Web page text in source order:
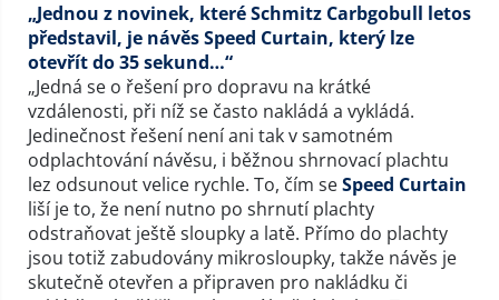
„Jednou z novinek, které Schmitz Carbgobull letos
představil, je návěs Speed Curtain, který lze
otevřít do 35 sekund…“
„Jedná se o řešení pro dopravu na krátké
vzdálenosti, při níž se často nakládá a vykládá.
Jedinečnost řešení není ani tak v samotném
odplachtování návěsu, i běžnou shrnovací plachtu
lez odsunout velice rychle. To, čím seSpeed Curtain
liší je to, že není nutno po shrnutí plachty
odstraňovat ještě sloupky a latě. Přímo do plachty
jsou totiž zabudovány mikrosloupky, takže návěs je
skutečně otevřen a připraven pro nakládku či